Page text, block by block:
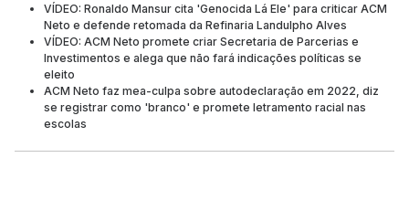
VÍDEO: Ronaldo Mansur cita 'Genocida Lá Ele' para criticar ACM
Neto e defende retomada da Refinaria Landulpho Alves
VÍDEO: ACM Neto promete criar Secretaria de Parcerias e
Investimentos e alega que não fará indicações políticas se
eleito
ACM Neto faz mea-culpa sobre autodeclaração em 2022, diz
se registrar como 'branco' e promete letramento racial nas
escolas